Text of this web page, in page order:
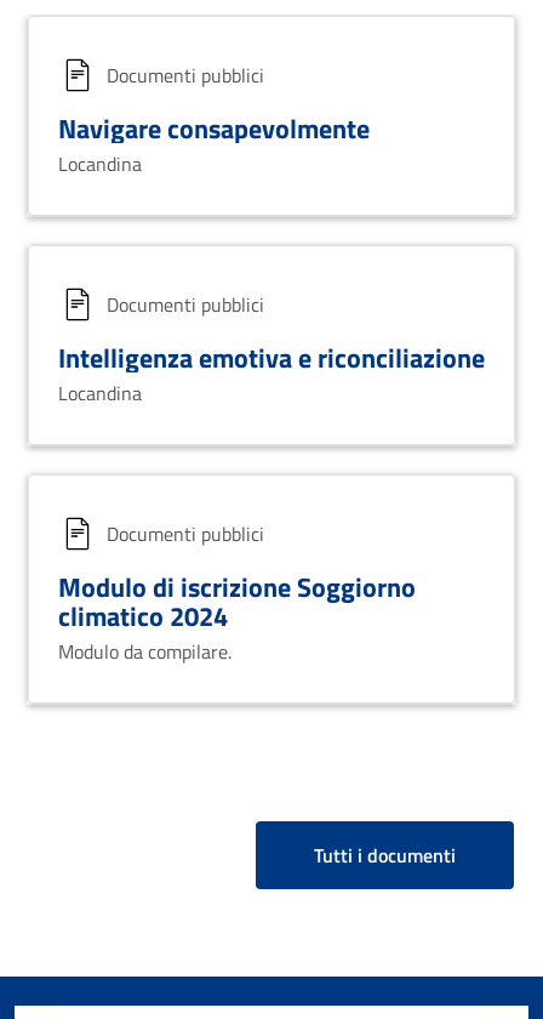
Documenti pubblici
Navigare consapevolmente
Locandina
Documenti pubblici
Intelligenza emotiva e riconciliazione
Locandina
Documenti pubblici
Modulo di iscrizione Soggiorno
climatico 2024
Modulo da compilare.
Tutti i documenti